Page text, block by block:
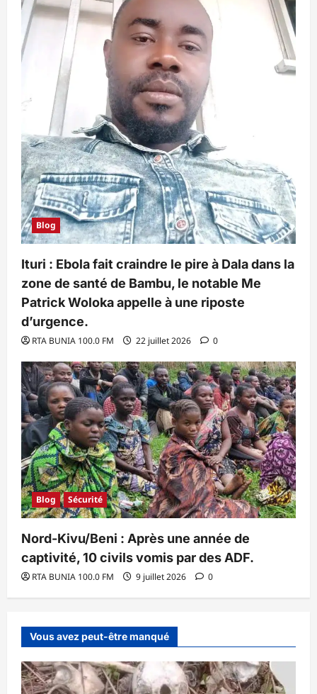
Blog
Ituri : Ebola fait craindre le pire à Dala dans la
zone de santé de Bambu, le notable Me
Patrick Woloka appelle à une riposte
d’urgence.
RTA BUNIA 100.0 FM 22 juillet 2026 0
Blog Sécurité
Nord-Kivu/Beni : Après une année de
captivité, 10 civils vomis par des ADF.
RTA BUNIA 100.0 FM 9 juillet 2026 0
Vous avez peut-être manqué